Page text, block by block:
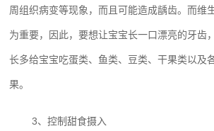
周组织病变等现象，而且可能造成龋齿。而维
为重要，因此，要想让宝宝长一口漂亮的牙齿
长多给宝宝吃蛋类、鱼类、豆类、干果类以及
果。
3、控制甜食摄入